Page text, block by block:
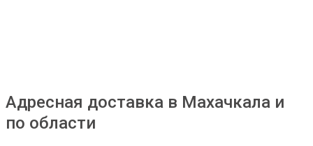
Адресная доставка в Махачкала и
по области